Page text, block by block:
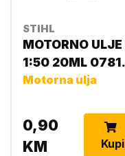
STIHL
MOTORNO ULJE
1:50 20ML 0781
319 8400
Motorna ulja
0,90
KM
Kupi